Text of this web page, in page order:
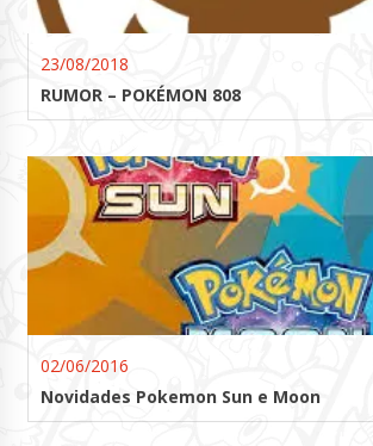
23/08/2018
RUMOR – POKÉMON 808
02/06/2016
Novidades Pokemon Sun e Moon